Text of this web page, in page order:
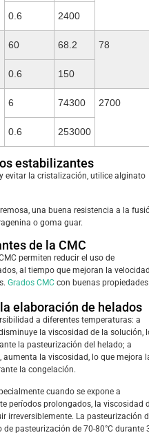
0.6 2400
60 68.2 78
0.6 150
6 74300 2700
0.6 253000
estabilizantes
evitar la cristalización, utilice alginato
una buena resistencia a la
o goma guar.
de la CMC
permiten reducir el uso de
al tiempo que mejoran la
Grados CMC con buenas propiedades
elaboración de helados
a diferentes temperaturas: a
la viscosidad de la solución,
la pasteurización del helado; a
la viscosidad, lo que mejora
la congelación.
cuando se expone a
períodos prolongados, la viscosidad
irreversiblemente. La pasteurización
pasteurización de 70-80°C durante